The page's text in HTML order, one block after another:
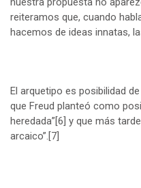
reiteramos que, cuando
hacemos de ideas innatas,
El arquetipo es posibilidad
que Freud planteó como
heredada”[6] y que más
arcaico”.[7]